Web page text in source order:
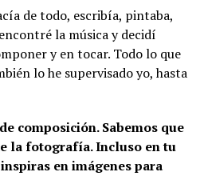
de todo, escribía, pintaba,
la música y decidí
y en tocar. Todo lo que
lo he supervisado yo, hasta
composición. Sabemos que
la fotografía. Incluso en tu
en imágenes para